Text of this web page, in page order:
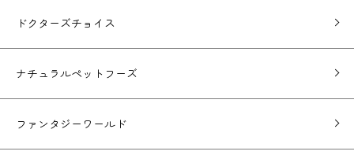
ドクターズチョイス
ナチュラルペットフーズ
ファンタジーワールド